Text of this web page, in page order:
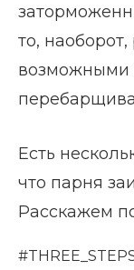
то,
возможными
Есть
что парня
Расскажем